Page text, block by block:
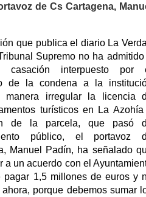
de Cs Cartagena,
que publica el diario La
Supremo no ha
interpuesto por
de la condena a la
manera irregular la licencia
turísticos en La
de la parcela, que pasó
público, el portavoz
Manuel Padín, ha señalado
a un acuerdo con el
pagar 1,5 millones de euros y
porque debemos sumar